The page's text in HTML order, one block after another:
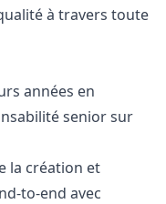
à travers toute
années en
senior sur
la création et
to-end avec